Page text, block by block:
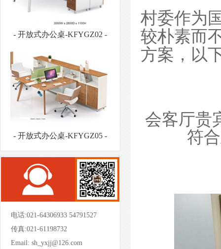
- 开放式办公桌-KFYGZ05 -
- 板式文件柜-BSWJG07 -
电话:021-64306933 54791527
传真:021-61198732
Email: sh_yxjj@126.com
村委作为
较朴素而
方案，以
会客厅贵
符